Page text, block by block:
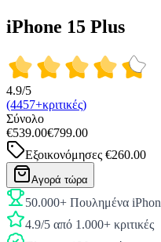
iPhone 15 Plus
4.9/5
(4457+κριτικές)
Σύνολο
€539.00€799.00
Εξοικονόμησες €260.00
Αγορά τώρα
50.000+ Πουλημένα
4.9/5 από 1.000+ κριτικές